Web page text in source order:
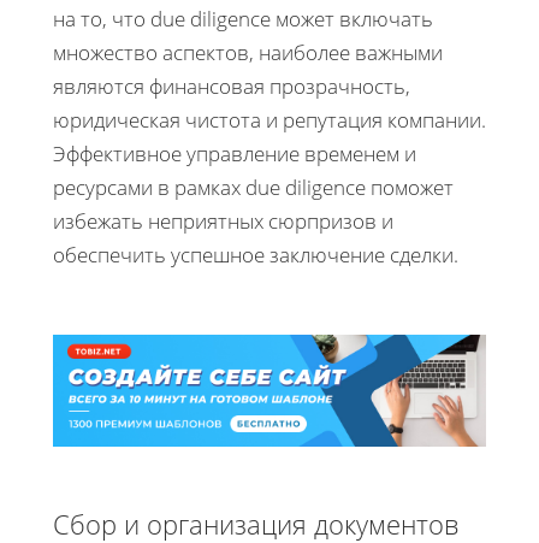
на то, что due diligence может включать
множество аспектов, наиболее важными
являются финансовая прозрачность,
юридическая чистота и репутация компании.
Эффективное управление временем и
ресурсами в рамках due diligence поможет
избежать неприятных сюрпризов и
обеспечить успешное заключение сделки.
Сбор и организация документов